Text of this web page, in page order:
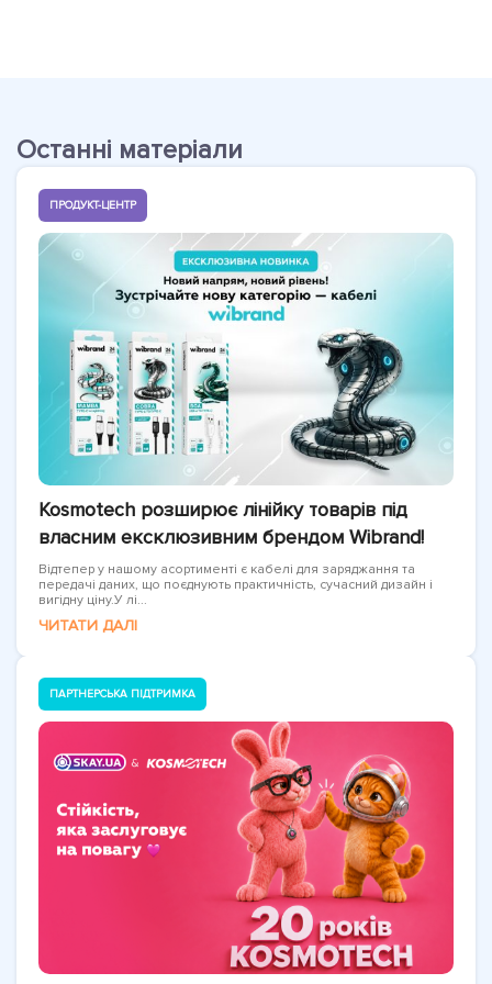
Останні матеріали
ПРОДУКТ-ЦЕНТР
Kosmotech розширює лінійку товарів під
власним ексклюзивним брендом Wibrand!
Відтепер у нашому асортименті є кабелі для заряджання та
передачі даних, що поєднують практичність, сучасний дизайн і
вигідну ціну.У лі...
ЧИТАТИ ДАЛІ
ПАРТНЕРСЬКА ПІДТРИМКА